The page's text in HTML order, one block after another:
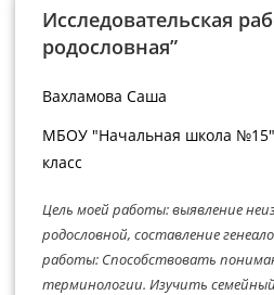
Исследовательская
родословная”
Вахламова Саша
МБОУ "Начальная школа
класс
Цель моей работы: выявление
родословной, составление
работы: Способствовать
терминологии. Изучить